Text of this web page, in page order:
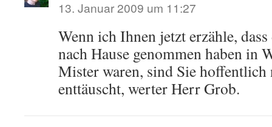
13. Januar 2009 um 11:27
Wenn ich Ihnen jetzt erzähle,
nach Hause genommen haben in
Mister waren, sind Sie hoffentlich
enttäuscht, werter Herr Grob.